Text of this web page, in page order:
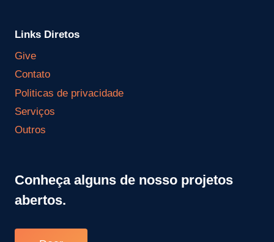
Links Diretos
Give
Contato
Politicas de privacidade
Serviços
Outros
Conheça alguns de nosso projetos
abertos.